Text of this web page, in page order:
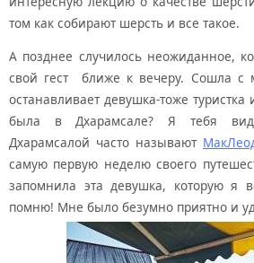
том как собирают шерсть и все такое.
А позднее случилось неожиданное,
свой гест ближе к вечеру. Сошла с
останавливает девушка-тоже
была в Дхарамсале? Я тебя
Дхарамсалой часто называют
самую первую неделю своего
запомнила эта девушка, которую
помню! Мне было безумно приятно и